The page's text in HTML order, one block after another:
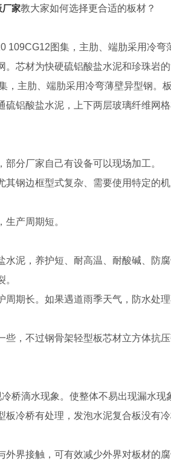
厂家教大家如何选择更合适的板材？
109CG12图集，主肋、端肋采用冷弯
芯材为快硬硫铝酸盐水泥和珍珠岩的
，主肋、端肋采用冷弯薄壁异型钢。
铝酸盐水泥，上下两层玻璃纤维网格
分厂家自己有设备可以现场加工。
钢边框型式复杂、需要使用特定的
产周期短。
泥，养护短、耐高温、耐酸碱、防
期长。如果遇道雨季天气，防水处理
，不过钢骨架轻型板芯材立方体抗
桥滴水现象。使整体不易出现漏水现
冷桥有处理，发泡水泥复合板没有冷
界接触，可有效减少外界对板材的